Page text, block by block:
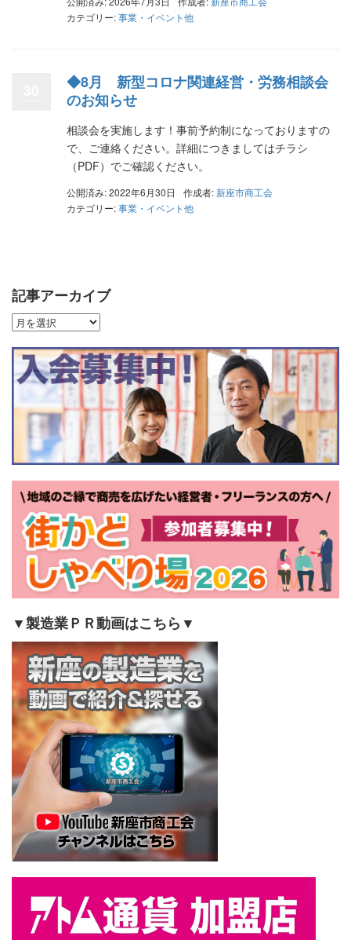
カテゴリー:事業・イベント他
◆8月 新型コロナ関連経営・労務相談会
のお知らせ
相談会を実施します！事前予約制になっておりますの
で、ご連絡ください。詳細につきましてはチラシ
（PDF）でご確認ください。
公開済み: 2022年6月30日 作成者:新座市商工会
カテゴリー:事業・イベント他
記事アーカイブ
記
ア
ー
イ
▼製造業ＰＲ動画はこちら▼